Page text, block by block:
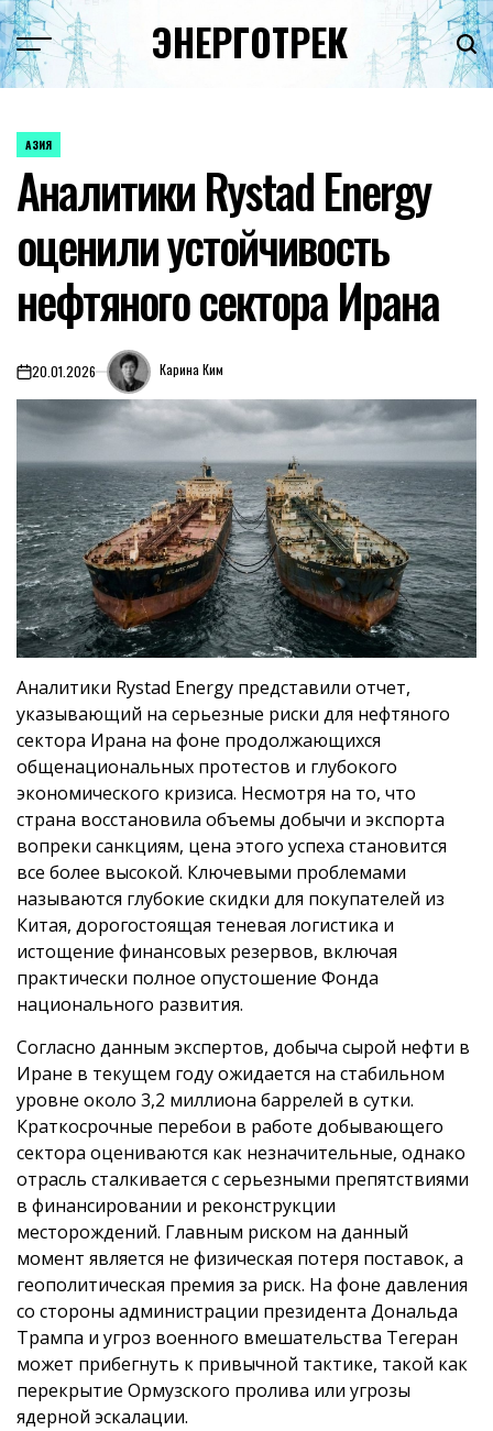
Перейти
к
содержимому
ЭНЕРГОТРЕК
ОПУБЛИКОВАНО
АЗИЯ
Аналитики Rystad Energy
оценили устойчивость
нефтяного сектора Ирана
on20.01.2026 Карина Ким
Аналитики Rystad Energy представили отчет,
указывающий на серьезные риски для нефтяного
сектора Ирана на фоне продолжающихся
общенациональных протестов и глубокого
экономического кризиса. Несмотря на то, что
страна восстановила объемы добычи и экспорта
вопреки санкциям, цена этого успеха становится
все более высокой. Ключевыми проблемами
называются глубокие скидки для покупателей из
Китая, дорогостоящая теневая логистика и
истощение финансовых резервов, включая
практически полное опустошение Фонда
национального развития.
Согласно данным экспертов, добыча сырой нефти в
Иране в текущем году ожидается на стабильном
уровне около 3,2 миллиона баррелей в сутки.
Краткосрочные перебои в работе добывающего
сектора оцениваются как незначительные, однако
отрасль сталкивается с серьезными препятствиями
в финансировании и реконструкции
месторождений. Главным риском на данный
момент является не физическая потеря поставок, а
геополитическая премия за риск. На фоне давления
со стороны администрации президента Дональда
Трампа и угроз военного вмешательства Тегеран
может прибегнуть к привычной тактике, такой как
перекрытие Ормузского пролива или угрозы
ядерной эскалации.